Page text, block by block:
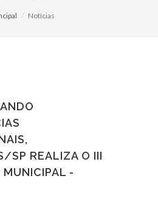
Notícias
SP REALIZA O III
MUNICIPAL -